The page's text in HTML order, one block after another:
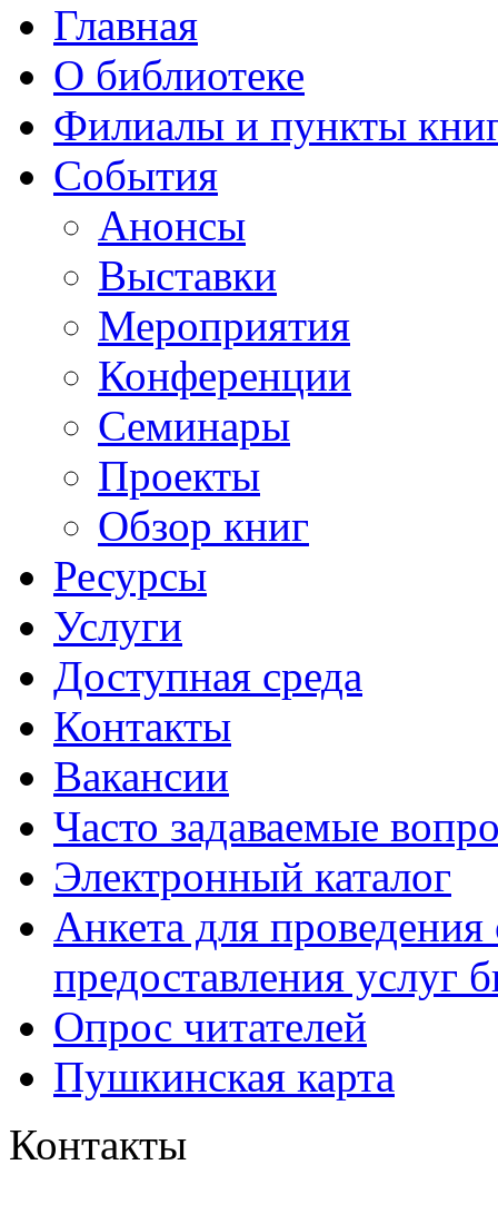
Главная
О библиотеке
Филиалы и пункты
События
Анонсы
Выставки
Мероприятия
Конференции
Семинары
Проекты
Обзор книг
Ресурсы
Услуги
Доступная среда
Контакты
Вакансии
Часто задаваемые
Электронный каталог
Анкета для проведения
предоставления услуг
Опрос читателей
Пушкинская карта
Контакты